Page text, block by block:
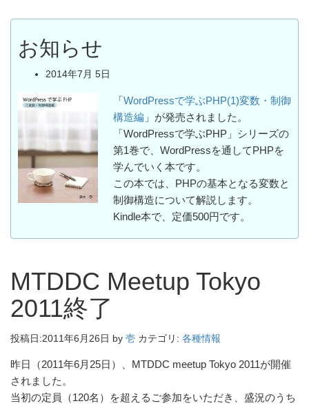
お知らせ
2014年7月 5日
「 WordPressで学ぶPHP(1)変数・制御
構造編 」が発売されました。
「WordPressで学ぶPHP」シリーズの
第1巻で、WordPressを通してPHPを
学んでいく本です。
この本では、PHPの基本となる変数と
制御構造について解説します。
Kindle本で、定価500円です。
MTDDC Meetup Tokyo
2011終了
投稿日:2011年6月26日 by 壱 カテゴリ: 各種情報
昨日（2011年6月25日）、MTDDC meetup Tokyo 2011が開催
されました。
当初の定員（120名）を超えるご参加をいただき、盛況のうち